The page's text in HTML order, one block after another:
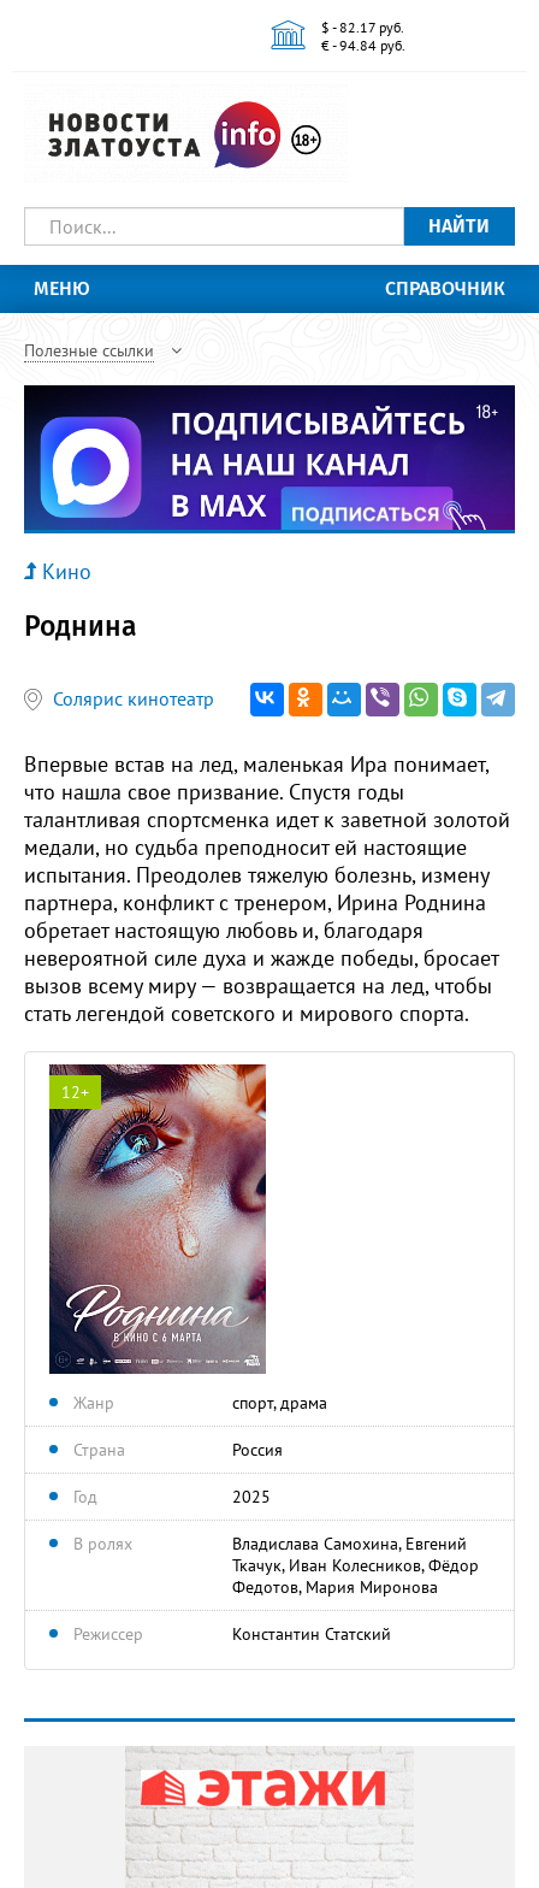
$ - 82.17 руб.
€ - 94.84 руб.
НАЙТИ
МЕНЮ СПРАВОЧНИК
Полезные ссылки
Кино
Роднина
Солярис кинотеатр
Впервые встав на лед, маленькая Ира понимает,
что нашла свое призвание. Спустя годы
талантливая спортсменка идет к заветной золотой
медали, но судьба преподносит ей настоящие
испытания. Преодолев тяжелую болезнь, измену
партнера, конфликт с тренером, Ирина Роднина
обретает настоящую любовь и, благодаря
невероятной силе духа и жажде победы, бросает
вызов всему миру — возвращается на лед, чтобы
стать легендой советского и мирового спорта.
12+
Жанр спорт, драма
Страна Россия
Год 2025
В ролях
Владислава Самохина, Евгений
Ткачук, Иван Колесников, Фёдор
Федотов, Мария Миронова
Режиссер Константин Статский